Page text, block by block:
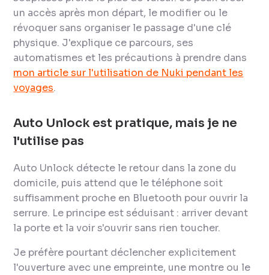
un accès après mon départ, le modifier ou le
révoquer sans organiser le passage d'une clé
physique. J'explique ce parcours, ses
automatismes et les précautions à prendre dans
mon article sur l'utilisation de Nuki pendant les
voyages.
Auto Unlock est pratique, mais je ne
l'utilise pas
Auto Unlock détecte le retour dans la zone du
domicile, puis attend que le téléphone soit
suffisamment proche en Bluetooth pour ouvrir la
serrure. Le principe est séduisant : arriver devant
la porte et la voir s'ouvrir sans rien toucher.
Je préfère pourtant déclencher explicitement
l'ouverture avec une empreinte, une montre ou le